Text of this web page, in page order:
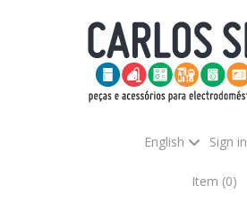
English Sign in
Item (0)